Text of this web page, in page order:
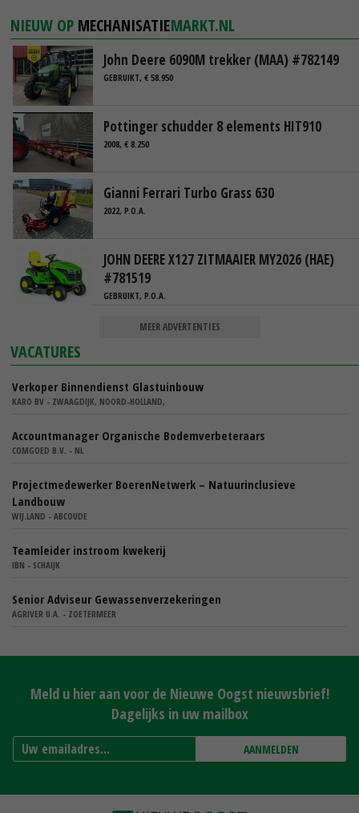
NIEUW OP MECHANISATIEMARKT.NL
John Deere 6090M trekker (MAA) #782149
GEBRUIKT, € 58.950
Pottinger schudder 8 elements HIT910
2008, € 8.250
Gianni Ferrari Turbo Grass 630
2022, P.O.A.
JOHN DEERE X127 ZITMAAIER MY2026 (HAE)
#781519
GEBRUIKT, P.O.A.
MEER ADVERTENTIES
VACATURES
Verkoper Binnendienst Glastuinbouw
KARO BV - ZWAAGDIJK, NOORD-HOLLAND,
Accountmanager Organische Bodemverbeteraars
COMGOED B.V. - NL
Projectmedewerker BoerenNetwerk – Natuurinclusieve
Landbouw
WIJ.LAND - ABCOUDE
Teamleider instroom kwekerij
IBN - SCHAIJK
Senior Adviseur Gewassenverzekeringen
AGRIVER U.A. - ZOETERMEER
Meld u hier aan voor de Nieuwe Oogst nieuwsbrief!
Dagelijks in uw mailbox
AANMELDEN